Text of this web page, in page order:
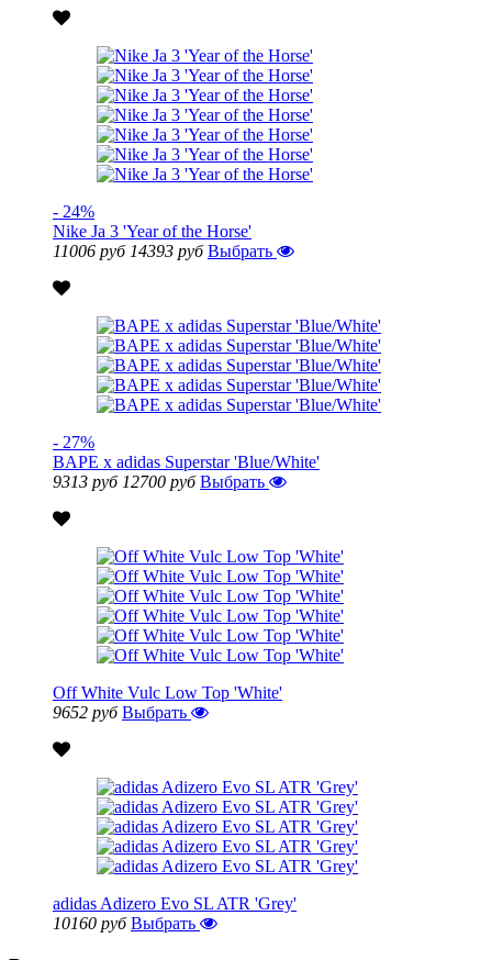
- 24%
Nike Ja 3 'Year of the Horse'
11006 руб 14393 руб Выбрать
- 27%
BAPE x adidas Superstar 'Blue/White'
9313 руб 12700 руб Выбрать
Off White Vulc Low Top 'White'
9652 руб Выбрать
adidas Adizero Evo SL ATR 'Grey'
10160 руб Выбрать